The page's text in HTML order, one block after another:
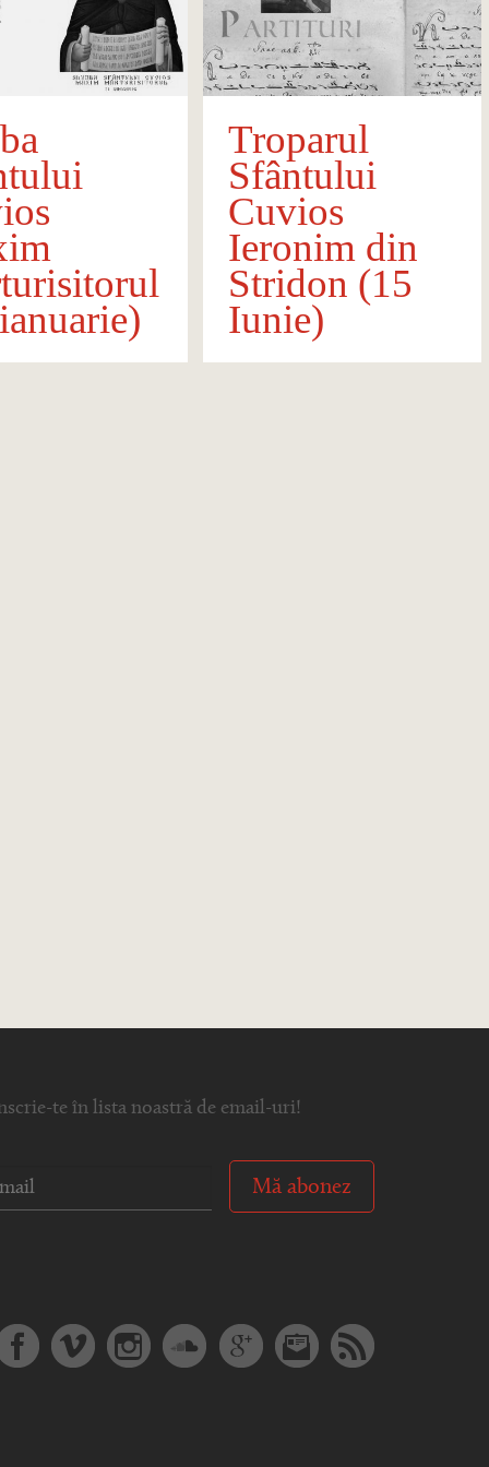
Troparul
Sfântului
Cuvios
Ieronim din
Stridon (15
Iunie)
te în lista noastră de email-uri!
Mă abonez